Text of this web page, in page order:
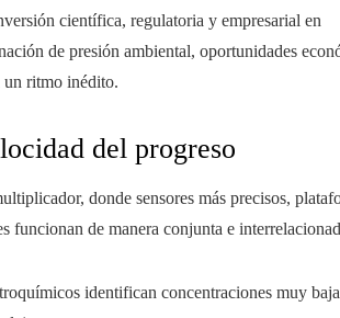
científica, regulatoria y empresarial en
de presión ambiental, oportunidades
un ritmo inédito.
del progreso
donde sensores más precisos,
funcionan de manera conjunta e
identifican concentraciones muy